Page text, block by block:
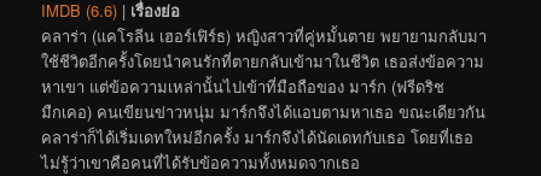
IMDB (6.6) | เรื่องย่อ
คลาร่า (แคโรลีน เฮอร์เฟิร์ธ) หญิงสาวที่คู่หมั้นตาย พยายามกลับมา
ใช้ชีวิตอีกครั้งโดยนำคนรักที่ตายกลับเข้ามาในชีวิต เธอส่งข้อความ
หาเขา แต่ข้อความเหล่านั้นไปเข้าที่มือถือของ มาร์ก (ฟรีดริช
มืกเคอ) คนเขียนข่าวหนุ่ม มาร์กจึงได้แอบตามหาเธอ ขณะเดียวกัน
คลาร่าก็ได้เริ่มเดทใหม่อีกครั้ง มาร์กจึงได้นัดเดทกับเธอ โดยที่เธอ
ไม่รู้ว่าเขาคือคนที่ได้รับข้อความทั้งหมดจากเธอ